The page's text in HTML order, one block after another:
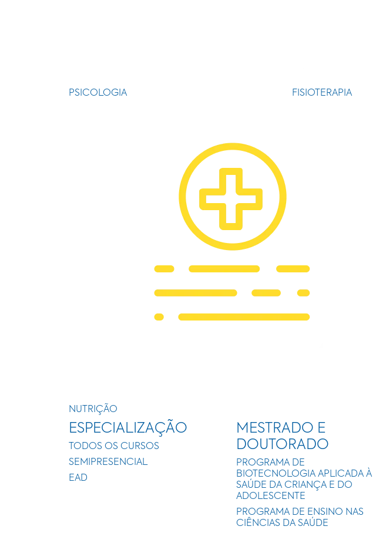
PSICOLOGIA FISIOTERAPIA
NUTRIÇÃO
ESPECIALIZAÇÃO
TODOS OS CURSOS
SEMIPRESENCIAL
EAD
MESTRADO E
DOUTORADO
PROGRAMA DE
BIOTECNOLOGIA APLICADA À
SAÚDE DA CRIANÇA E DO
ADOLESCENTE
PROGRAMA DE ENSINO NAS
CIÊNCIAS DA SAÚDE